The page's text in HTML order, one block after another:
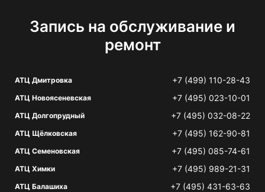
Запись на обслуживание и
ремонт
АТЦ Дмитровка +7 (499) 110-28-43
АТЦ Новоясеневская +7 (495) 023-10-01
АТЦ Долгопрудный +7 (495) 032-08-22
АТЦ Щёлковская +7 (495) 162-90-81
АТЦ Семеновская +7 (495) 085-74-61
АТЦ Химки +7 (495) 989-21-31
АТЦ Балашиха +7 (495) 431-63-63